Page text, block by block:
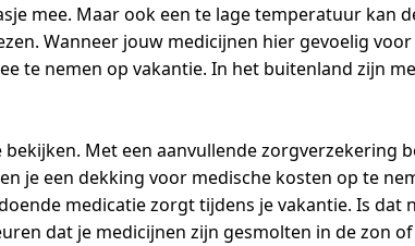
mee. Maar ook een te lage temperatuur kan
Wanneer jouw medicijnen hier gevoelig
te nemen op vakantie. In het buitenland zijn
Met een aanvullende zorgverzekering
je een dekking voor medische kosten op te
medicatie zorgt tijdens je vakantie. Is dat
dat je medicijnen zijn gesmolten in de zon